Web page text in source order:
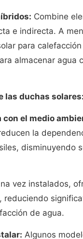
Combine
e indirecta. A
para
almacenar agua
las duchas solares:
con el medio
la
disminuyendo
vez instalados,
reduciendo
de agua.
Algunos